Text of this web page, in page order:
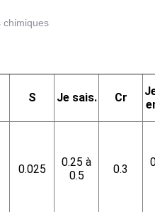
chimiques
S Je sais. Cr
0.025
0.25 à
0.5
0.3